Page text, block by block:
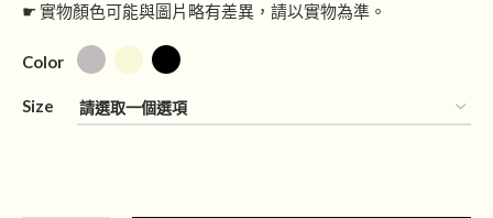
☛ 實物顏色可能與圖片略有差異，請以實物為準。
Color
Size